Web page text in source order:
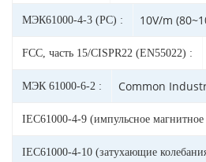
МЭК61000-4-3 (РС) : 10V/m
FCC, часть 15/CISPR22 (EN55022) :
МЭК 61000-6-2 : Common
IEC61000-4-9 (импульсное
IEC61000-4-10 (затухающие